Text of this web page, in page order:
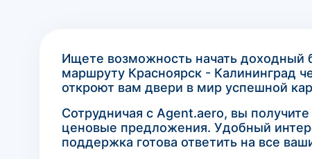
Ищете возможность начать доходный
маршруту Красноярск - Калининград
откроют вам двери в мир успешной
Сотрудничая с Agent.aero, вы
ценовые предложения. Удобный
поддержка готова ответить на все